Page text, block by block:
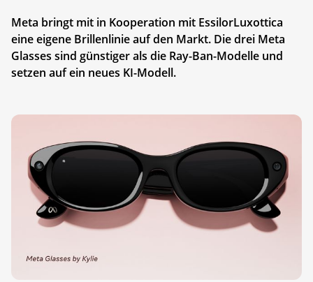
Meta bringt mit in Kooperation mit EssilorLuxottica
eine eigene Brillenlinie auf den Markt. Die drei Meta
Glasses sind günstiger als die Ray-Ban-Modelle und
setzen auf ein neues KI-Modell.